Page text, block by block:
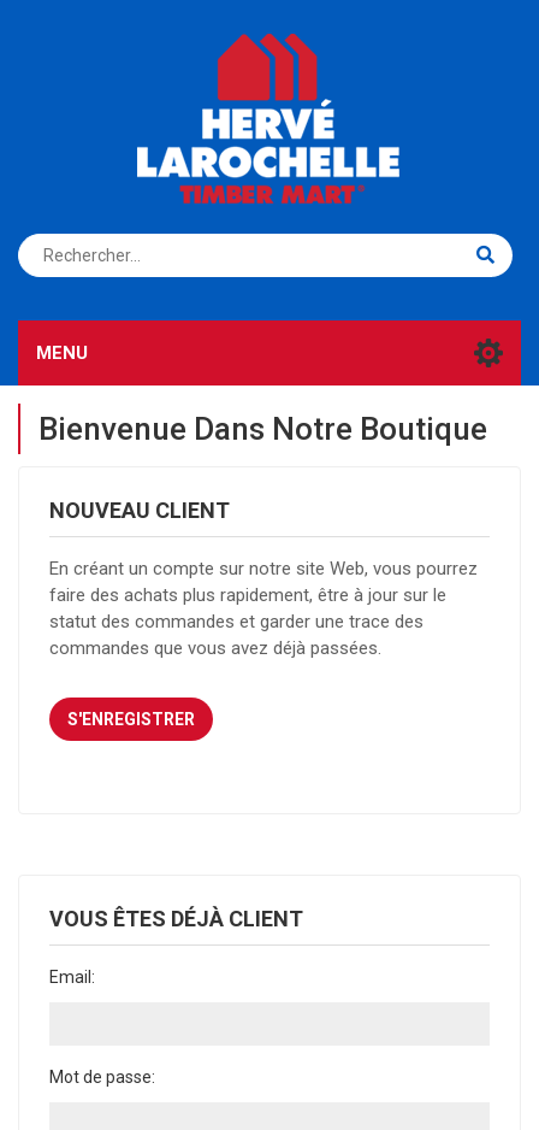
S'ENREGISTRER CONNEXION
MENU
Bienvenue Dans Notre Boutique
NOUVEAU CLIENT
En créant un compte sur notre site Web, vous pourrez
faire des achats plus rapidement, être à jour sur le
statut des commandes et garder une trace des
commandes que vous avez déjà passées.
VOUS ÊTES DÉJÀ CLIENT
Email:
Mot de passe: